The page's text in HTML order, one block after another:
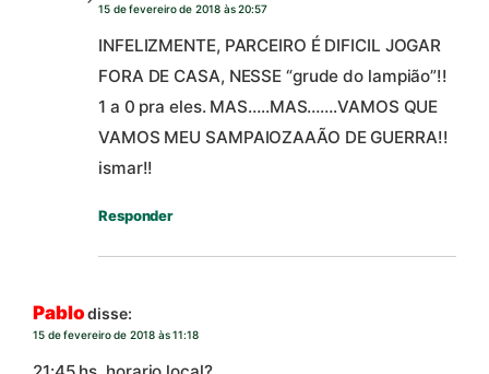
15 de fevereiro de 2018 às 20:57
INFELIZMENTE, PARCEIRO É DIFICIL JOGAR
FORA DE CASA, NESSE “grude do lampião”!!
1 a 0 pra eles. MAS…..MAS…….VAMOS QUE
VAMOS MEU SAMPAIOZAAÃO DE GUERRA!!
ismar!!
Responder
Pablo disse:
15 de fevereiro de 2018 às 11:18